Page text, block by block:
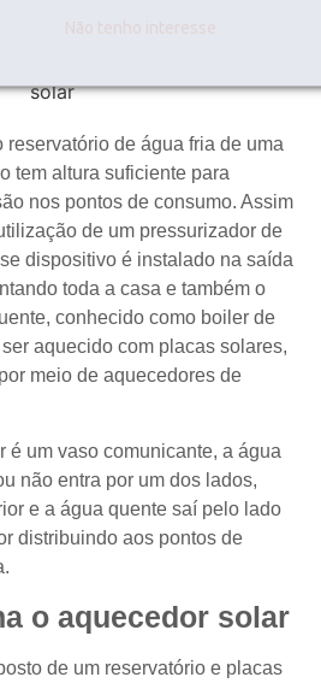
Não tenho interesse
reservatório de água fria de uma
tem altura suficiente para
nos pontos de consumo. Assim
de um pressurizador de
dispositivo é instalado na saída
toda a casa e também o
conhecido como boiler de
aquecido com placas solares,
meio de aquecedores de
é um vaso comunicante, a água
não entra por um dos lados,
e a água quente saí pelo lado
distribuindo aos pontos de
o aquecedor solar
de um reservatório e placas